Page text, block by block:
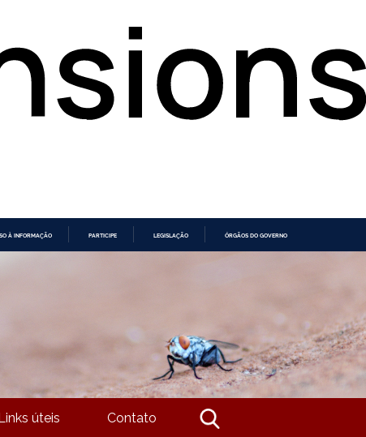
À INFORMAÇÃO PARTICIPE LEGISLAÇÃO ÓRGÃOS DO GOVERNO
Links úteis Contato